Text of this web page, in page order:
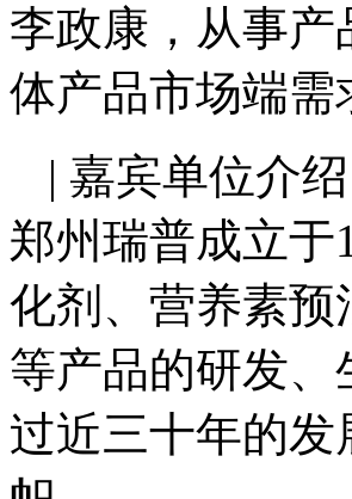
李政康，从事
体产品市场端
| 嘉宾单位介绍
郑州瑞普成立于
化剂、营养素
等产品的研发
过近三十年的